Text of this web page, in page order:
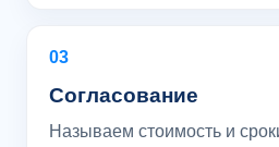
03
Согласование
Называем стоимость и